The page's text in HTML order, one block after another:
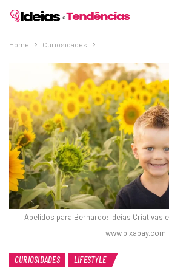
Home Curiosidades
Apelidos para Bernardo: Ideias Criativas
www.pixabay.com
CURIOSIDADES LIFESTYLE